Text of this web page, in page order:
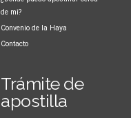
de mi?
Convenio de la Haya
Contacto
Trámite de
apostilla